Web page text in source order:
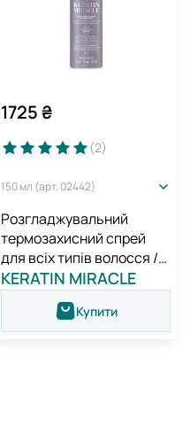
1725₴
(2)
150 мл (арт. 02442)
Розгладжувальний
термозахисний спрей
для всіх типів волосся /
Medavita Keratin Miracle
Smoothing Thermo
Defence Spray
KERATIN MIRACLE
Купити